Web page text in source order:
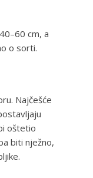
cm, a
o sorti.
Najčešće
oštetio
biti nježno,